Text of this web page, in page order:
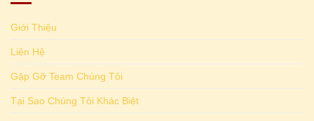
Liên Hệ
Gặp Gỡ Team Chúng Tôi